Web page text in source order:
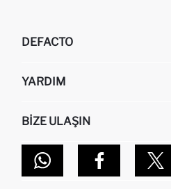
DEFACTO
HAKKIMIZDA
KURUMSAL SATIŞ
DEFACTO TEKNOLOJI
SITEMAP
YARDIM
SIPARIŞIMI NASIL TAKIP EDERIM?
NASIL İADE EDERIM?
GIFT CLUB SIKÇA SORULAN SORULAR
İŞLEM REHBERI
BIZE ULAŞIN
MAĞAZALARIMIZ
İLETIŞIM FORMU